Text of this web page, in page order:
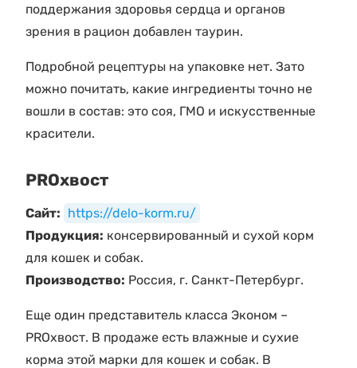
поддержания здоровья сердца и органов
зрения в рацион добавлен таурин.
Подробной рецептуры на упаковке нет. Зато
можно почитать, какие ингредиенты точно не
вошли в состав: это соя, ГМО и искусственные
красители.
PROхвост
Сайт: https://delo-korm.ru/
Продукция: консервированный и сухой корм
для кошек и собак.
Производство: Россия, г. Санкт-Петербург.
Еще один представитель класса Эконом –
PROхвост. В продаже есть влажные и сухие
корма этой марки для кошек и собак. В